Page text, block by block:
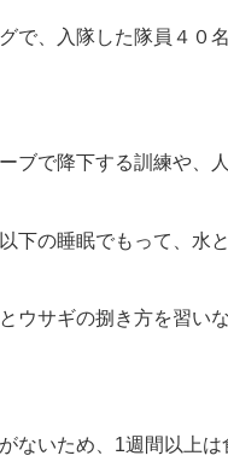
で、入隊した隊員４０
ブで降下する訓練や、
下の睡眠でもって、水
ウサギの捌き方を習い
ないため、1週間以上は